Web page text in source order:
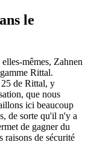
le
mêmes, Zahnen
Rittal.
de Rittal, y
que nous
ici beaucoup
de sorte qu'il n'y a
de gagner du
raisons de sécurité